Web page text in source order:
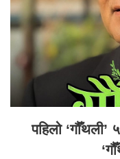
पहिलो ‘गौँथली’